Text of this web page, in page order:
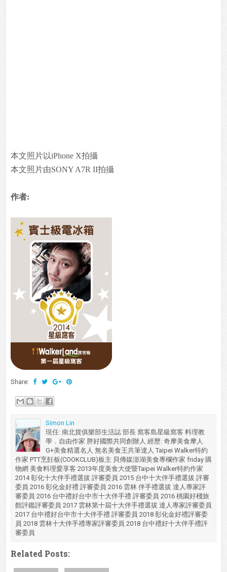
本文照片以iPhone X拍攝
本文照片由SONY A7R II拍攝
作者:
Share:
Simon Lin
現任: 南北貨俱樂部生活誌 部長 窩客島星級窩客 料理教
學．自由作家 胖好國際共同創辦人 經歷: 奇摩美食摩人
G+美食精選名人 無名美食王共筆達人 Taipei Walker特約
作家 PTT烹飪板(COOKCLUB)板主 貝傳媒澎湖美食專欄作家 friday 購
物網 美食料理愛享客 2013年度美食大使暨Taipei Walker特約作家
2014 彰化十大伴手禮選拔 評審委員 2015 台中十大伴手禮選拔 評審
委員 2016 彰化金好禮 評審委員 2016 雲林 伴手禮選拔 達人專家評
審委員 2016 台中禮好台中市十大伴手禮 評審委員 2016 桃園好棧旅
館評鑑評審委員 2017 雲林第十屆十大伴手禮選拔 達人專家評審委員
2017 台中禮好台中市十大伴手禮 評審委員 2018 彰化金好禮評審委
員 2018 雲林十大伴手禮專家評審委員 2018 台中禮好十大伴手禮評
審委員
Related Posts: